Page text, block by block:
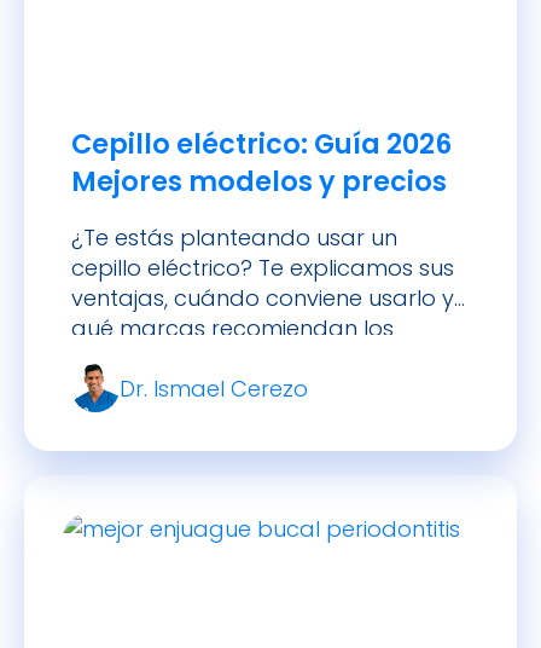
Cepillo eléctrico: Guía 2026
Mejores modelos y precios
¿Te estás planteando usar un
cepillo eléctrico? Te explicamos sus
ventajas, cuándo conviene usarlo y
qué marcas recomiendan los
dentistas.
Dr. Ismael Cerezo